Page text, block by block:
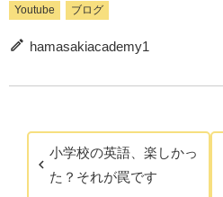
Youtube ブログ
hamasakiacademy1
小学校の英語、楽しかっ
た？それが罠です